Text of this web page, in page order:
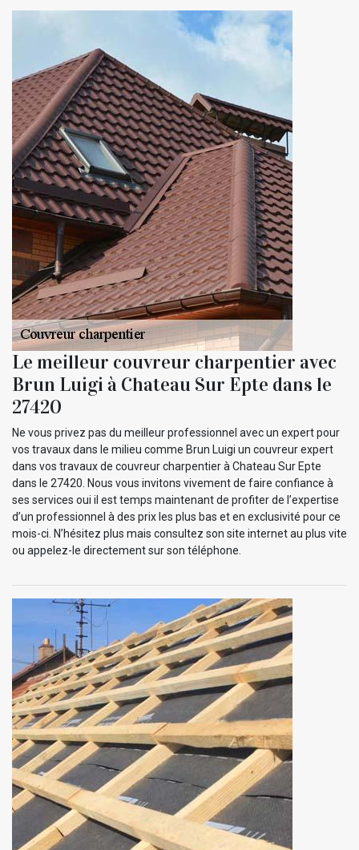
Le meilleur couvreur charpentier avec
Brun Luigi à Chateau Sur Epte dans le
27420
Ne vous privez pas du meilleur professionnel avec un expert pour
vos travaux dans le milieu comme Brun Luigi un couvreur expert
dans vos travaux de couvreur charpentier à Chateau Sur Epte
dans le 27420. Nous vous invitons vivement de faire confiance à
ses services oui il est temps maintenant de profiter de l’expertise
d’un professionnel à des prix les plus bas et en exclusivité pour ce
mois-ci. N’hésitez plus mais consultez son site internet au plus vite
ou appelez-le directement sur son téléphone.